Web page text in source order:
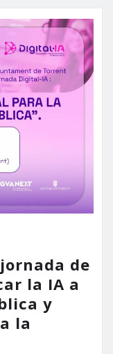
de
la IA a
y
la